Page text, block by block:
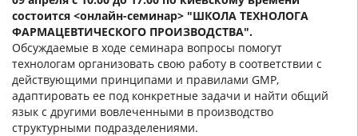
состоится <онлайн-семинар> "ШКОЛА ТЕХНОЛОГА
ФАРМАЦЕВТИЧЕСКОГО ПРОИЗВОДСТВА".
Обсуждаемые в ходе семинара вопросы помогут
технологам организовать свою работу в соответствии с
действующими принципами и правилами GMP,
адаптировать ее под конкретные задачи и найти общий
язык с другими вовлеченными в производство
структурными подразделениями.